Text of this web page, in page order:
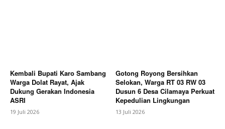
Kembali Bupati Karo Sambang
Warga Dolat Rayat, Ajak
Dukung Gerakan Indonesia
ASRI
19 Juli 2026
Gotong Royong Bersihkan
Selokan, Warga RT 03 RW 03
Dusun 6 Desa Cilamaya Perkuat
Kepedulian Lingkungan
13 Juli 2026